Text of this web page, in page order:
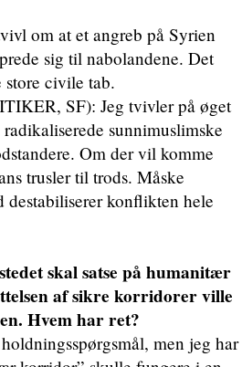
om at et angreb på Syrien
sig til nabolandene. Det
store civile tab.
SF): Jeg tvivler på øget
sunnimuslimske
Om der vil komme
trusler til trods. Måske
konflikten hele
skal satse på humanitær
af sikre korridorer ville
Hvem har ret?
men jeg har